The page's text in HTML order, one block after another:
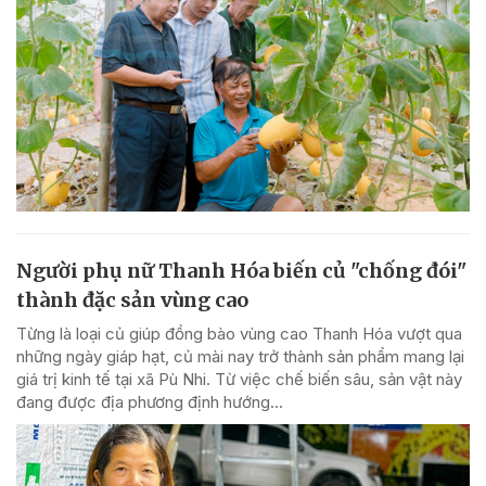
Người phụ nữ Thanh Hóa biến củ "chống đói"
thành đặc sản vùng cao
Từng là loại củ giúp đồng bào vùng cao Thanh Hóa vượt qua
những ngày giáp hạt, củ mài nay trở thành sản phẩm mang lại
giá trị kinh tế tại xã Pù Nhi. Từ việc chế biến sâu, sản vật này
đang được địa phương định hướng...